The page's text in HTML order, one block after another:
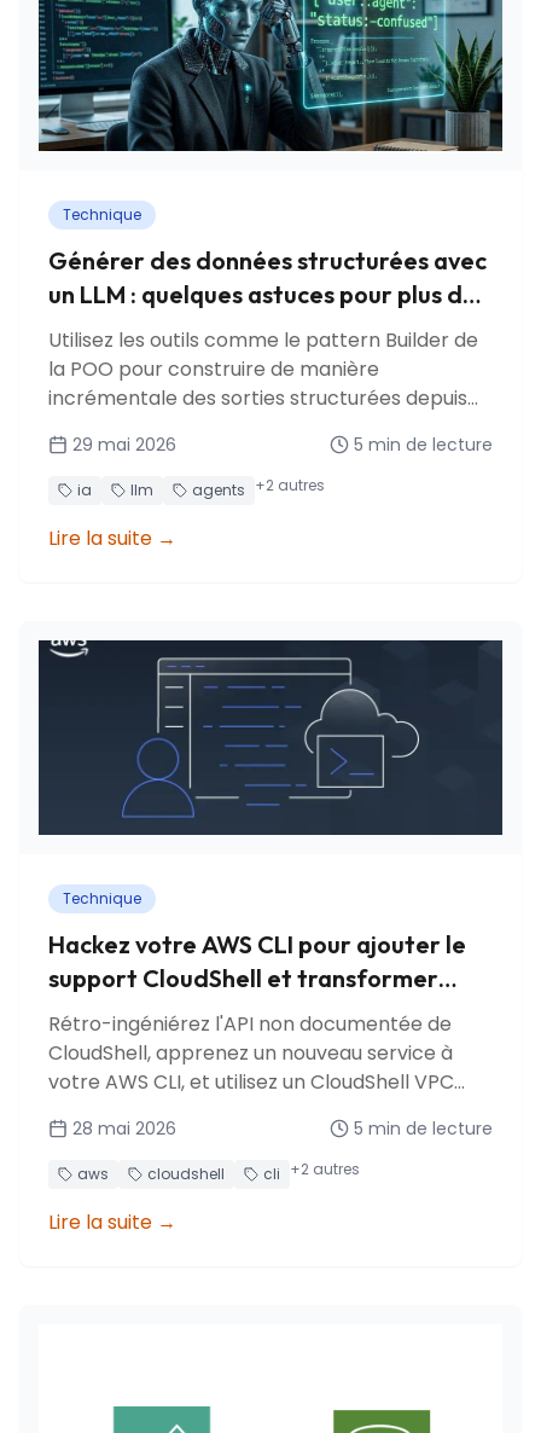
Technique
Générer des données structurées avec
un LLM : quelques astuces pour plus de
fiabilité
Utilisez les outils comme le pattern Builder de
la POO pour construire de manière
incrémentale des sorties structurées depuis
et récupération après crash.
29 mai 2026 5 min de lecture
ia llm agents +2 autres
Lire la suite →
Technique
Hackez votre AWS CLI pour ajouter le
support CloudShell et transformer
votre terminal en bastion
Rétro-ingéniérez l'API non documentée de
CloudShell, apprenez un nouveau service à
votre AWS CLI, et utilisez un CloudShell VPC
28 mai 2026 5 min de lecture
aws cloudshell cli +2 autres
Lire la suite →